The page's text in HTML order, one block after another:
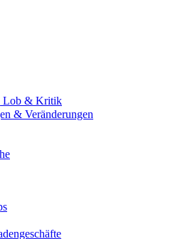
Lob & Kritik
& Veränderungen